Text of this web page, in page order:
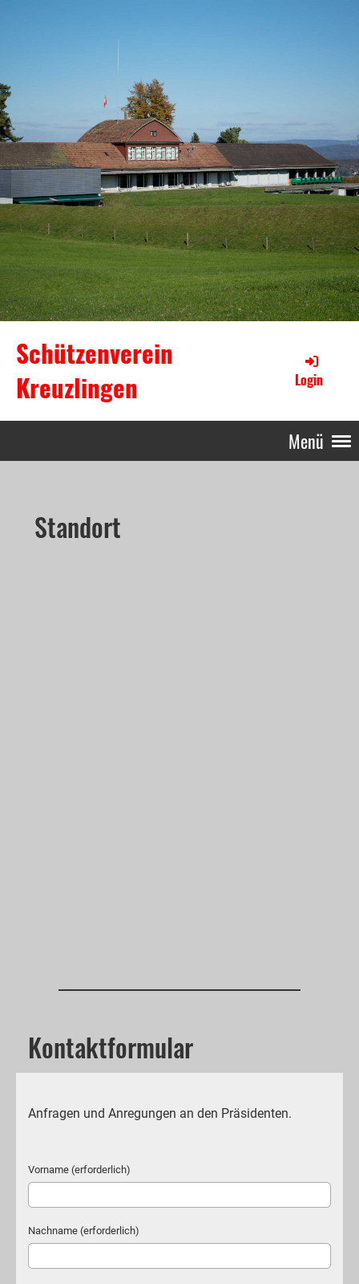
Schützenverein
Kreuzlingen
Login
Menü
Standort
Kontaktformular
Anfragen und Anregungen an den Präsidenten.
Vorname (erforderlich)
Nachname (erforderlich)